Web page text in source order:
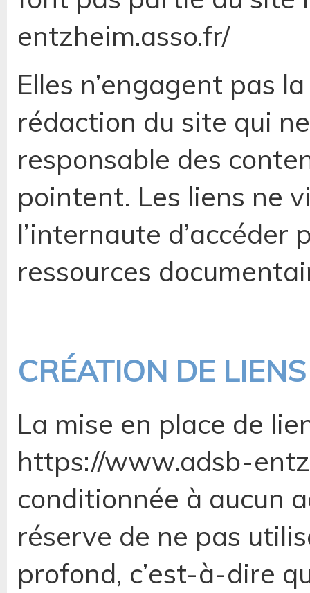
entzheim.asso.fr/
Elles n’engagent pas
rédaction du site qui
responsable des
pointent. Les liens ne
l’internaute d’accéder
ressources
CRÉATION DE LIENS
La mise en place de
https://www.adsb-
conditionnée à aucun
réserve de ne pas
profond, c’est-à-dire